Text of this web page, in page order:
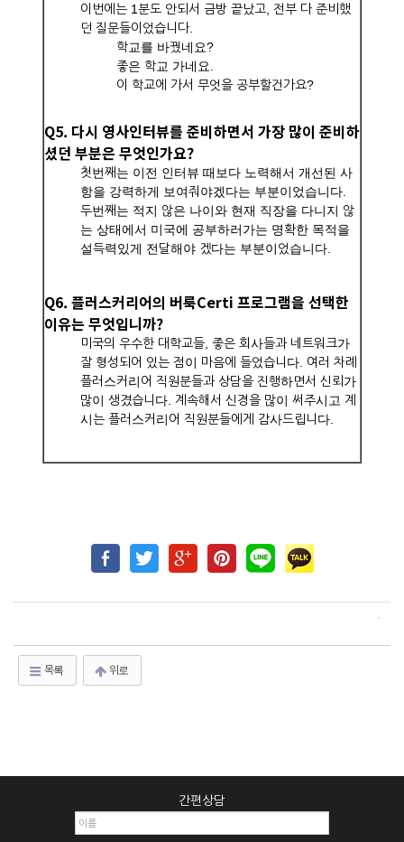
이번에는 1분도 안되서 금방 끝났고, 전부 다 준비했
던 질문들이었습니다.
학교를 바꿨네요?
좋은 학교 가네요.
이 학교에 가서 무엇을 공부할건가요?
Q5. 다시 영사인터뷰를 준비하면서 가장 많이 준비하
셨던 부분은 무엇인가요?
첫번째는 이전 인터뷰 때보다 노력해서 개선된 사
항을 강력하게 보여줘야겠다는 부분이었습니다.
두번째는 적지 않은 나이와 현재 직장을 다니지 않
는 상태에서 미국에 공부하러가는 명확한 목적을
설득력있게 전달해야 겠다는 부분이었습니다.
Q6. 플러스커리어의 버룩Certi 프로그램을 선택한
이유는 무엇입니까?
미국의 우수한 대학교들, 좋은 회사들과 네트워크가
잘 형성되어 있는 점이 마음에 들었습니다. 여러 차례
플러스커리어 직원분들과 상담을 진행하면서 신뢰가
많이 생겼습니다. 계속해서 신경을 많이 써주시고 계
시는 플러스커리어 직원분들에게 감사드립니다.
목록 위로
간편상담